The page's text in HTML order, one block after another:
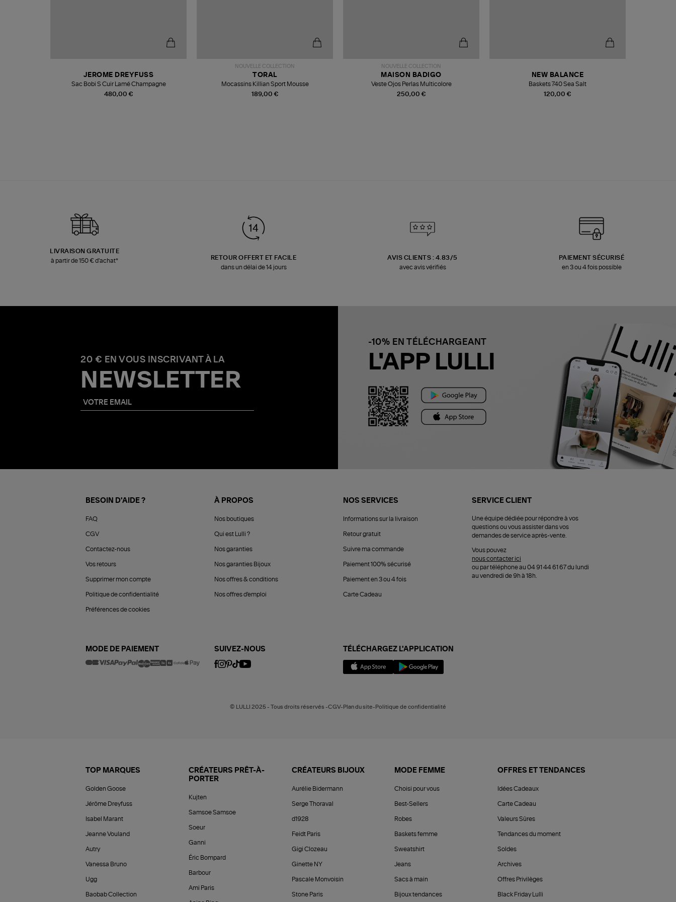
480,00 €
JEROME DREYFUSS
Sac Bobi S Cuir Lamé Champagne
NOUVELLE COLLECTION
189,00 €
TORAL
Mocassins Killian Sport Mousse
NOUVELLE COLLECTION
250,00 €
MAISON BADIGO
Veste Ojos Perlas Multicolore
120,00 €
NEW BALANCE
Baskets 740 Sea Salt
LIVRAISON GRATUITE
à partir de 150 € d'achat*
RETOUR OFFERT ET FACILE
dans un délai de 14 jours
AVIS CLIENTS : 4.83/5
avec avis vérifiés
PAIEMENT SÉCURISÉ
en 3 ou 4 fois possible
20 € EN VOUS INSCRIVANT À LA
NEWSLETTER
-10% EN TÉLÉCHARGEANT
L'APP LULLI
BESOIN D'AIDE ?
FAQ
CGV
Contactez-nous
Vos retours
Supprimer mon compte
Politique de confidentialité
Préférences de cookies
À PROPOS
Nos boutiques
Qui est Lulli ?
Nos garanties
Nos garanties Bijoux
Nos offres & conditions
Nos offres d'emploi
NOS SERVICES
Informations sur la livraison
Retour gratuit
Suivre ma commande
Paiement 100% sécurisé
Paiement en 3 ou 4 fois
Carte Cadeau
SERVICE CLIENT
Une équipe dédiée pour répondre à vos
questions ou vous assister dans vos
demandes de service après-vente.
Vous pouvez
nous contacter ici
ou par téléphone au 04 91 44 61 67 du lundi
au vendredi de 9h à 18h.
MODE DE PAIEMENT SUIVEZ-NOUS TÉLÉCHARGEZ L'APPLICATION
© LULLI 2025 - Tous droits réservés -CGV-Plan du site-Politique de confidentialité
TOP MARQUES
Golden Goose
Jérôme Dreyfuss
Isabel Marant
Jeanne Vouland
Autry
Vanessa Bruno
Ugg
Baobab Collection
CRÉATEURS PRÊT-À-
PORTER
Kujten
Samsoe Samsoe
Soeur
Ganni
Éric Bompard
Barbour
Ami Paris
CRÉATEURS BIJOUX
Aurélie Bidermann
Serge Thoraval
d1928
Feidt Paris
Gigi Clozeau
Ginette NY
Pascale Monvoisin
Stone Paris
MODE FEMME
Choisi pour vous
Best-Sellers
Robes
Baskets femme
Sweatshirt
Jeans
Sacs à main
Bijoux tendances
OFFRES ET TENDANCES
Idées Cadeaux
Carte Cadeau
Valeurs Sûres
Tendances du moment
Soldes
Archives
Offres Privilèges
Black Friday Lulli